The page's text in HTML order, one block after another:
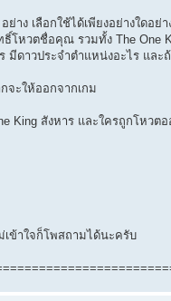
าง เลือกใช้ได้เพียงอย่างใดอย่
โหวตชื่อคุณ รวมทั้ง The One
าวประจำตำแหน่งอะไร และ
จะให้ออกจากเกม
King สังหาร และใครถูกโหวต
เข้าใจก็โพสถามได้นะครับ